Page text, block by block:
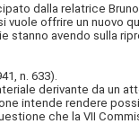
dalla relatrice
offrire un nuovo
avendo sulla
n. 633).
derivante da un
intende rendere
che la VII